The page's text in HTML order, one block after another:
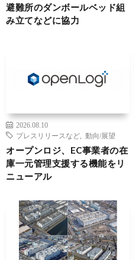
避難所のダンボールベッド組
み立てなどに協力
2026.08.10
プレスリリースなど
動向/展望
オープンロジ、EC事業者の在
庫一元管理支援する機能をリ
ニューアル